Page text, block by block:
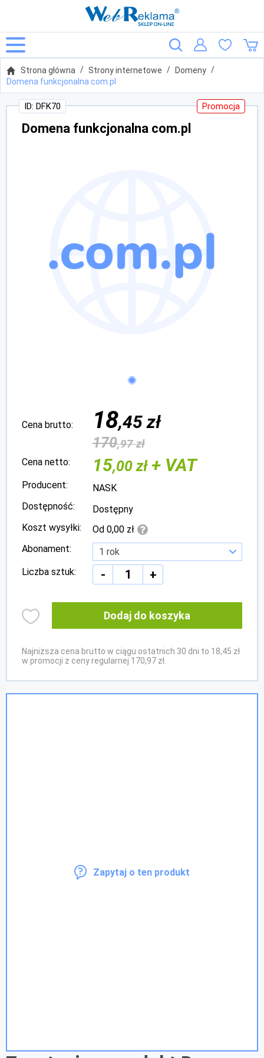
Strona główna Strony internetowe
Domeny
Domena funkcjonalna com.pl
Domena funkcjonalna com.pl
ID: DFK70 Promocja
Cena brutto: 18,45 zł
170,97 zł
Cena netto: 15,00 zł+ VAT
Producent:
NASK
Dostępność:
Dostępny
Koszt wysyłki:
Od 0,00 zł
Abonament:
Liczba sztuk: - +
Dodaj do koszyka
Najniższa cena brutto w ciągu ostatnich 30 dni to 18,45 zł
w promocji z ceny regularnej 170,97 zł.
Zapytaj o ten produkt